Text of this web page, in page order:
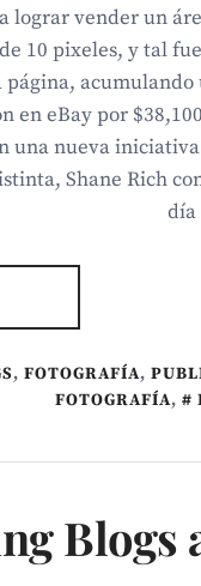
lograr vender un
10 pixeles, y tal
en eBay por
una nueva
Shane Rich
día
,FOTOGRAFÍA,
FOTOGRAFÍA,
Blogs